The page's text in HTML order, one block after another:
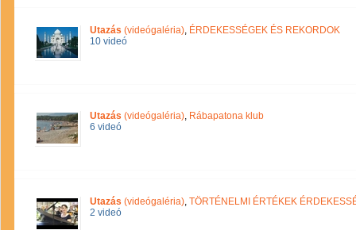
Utazás (videógaléria), ÉRDEKESSÉGEK ÉS REKORDOK
10 videó
Utazás (videógaléria), Rábapatona klub
6 videó
Utazás (videógaléria), TÖRTÉNELMI ÉRTÉKEK
2 videó